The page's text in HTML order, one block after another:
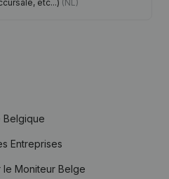
etc...) (NL)
Belgique
Entreprises
le Moniteur Belge